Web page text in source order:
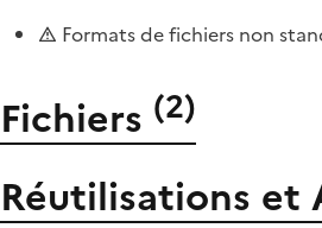
Formats de fichiers non
Fichiers (2)
Réutilisations et